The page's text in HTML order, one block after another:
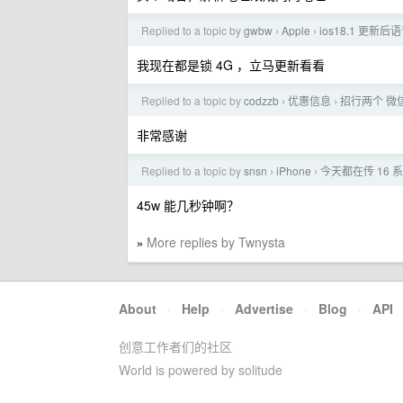
Replied to a topic bygwbw › Apple › ios18.1 更新后
我现在都是锁 4G ，立马更新看看
Replied to a topic bycodzzb › 优惠信息 › 招行两个 微
非常感谢
Replied to a topic bysnsn › iPhone › 今天都在传 16
45w 能几秒钟啊？
» More replies by Twnysta
About · Help · Advertise · Blog · API
创意工作者们的社区
World is powered by solitude